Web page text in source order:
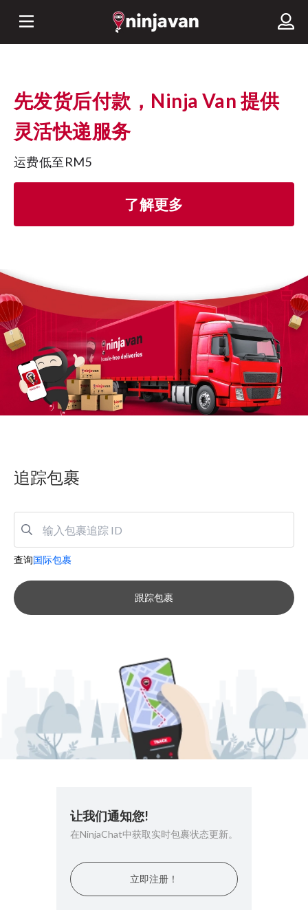
先发货后付款，Ninja Van 提供
灵活快递服务
运费低至RM5
了解更多
追踪包裹
查询国际包裹
跟踪包裹
让我们通知您!
在NinjaChat中获取实时包裹状态更新。
立即注册！